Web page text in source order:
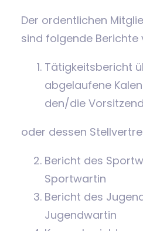
Der ordentlichen
sind folgende Berichte
Tätigkeitsbericht
abgelaufene
den/die
oder dessen
Bericht des
Sportwartin
Bericht des
Jugendwartin